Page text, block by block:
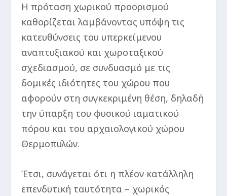
Η πρόταση χωρικού προορισμού
καθορίζεται λαμβάνοντας υπόψη τις
κατευθύνσεις του υπερκείμενου
αναπτυξιακού και χωροταξικού
σχεδιασμού, σε συνδυασμό με τις
δομικές ιδιότητες του χώρου που
αφορούν στη συγκεκριμένη θέση, δηλαδή
την ύπαρξη του φυσικού ιαματικού
πόρου και του αρχαιολογικού χώρου
Θερμοπυλών.
Έτσι, συνάγεται ότι η πλέον κατάλληλη
επενδυτική ταυτότητα – χωρικός